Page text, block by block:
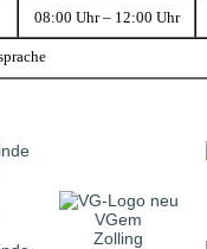
08:00 Uhr – 12:00 Uhr
VGem
Zolling